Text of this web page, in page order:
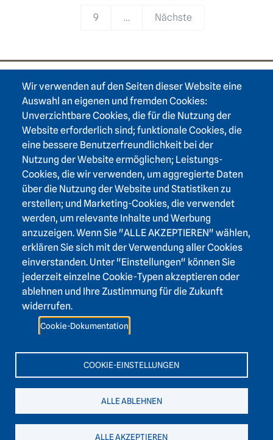
Wir verwenden auf den Seiten dieser Website eine
Auswahl an eigenen und fremden Cookies:
Unverzichtbare Cookies, die für die Nutzung der
Website erforderlich sind; funktionale Cookies, die
eine bessere Benutzerfreundlichkeit bei der
Nutzung der Website ermöglichen; Leistungs-
Cookies, die wir verwenden, um aggregierte Daten
über die Nutzung der Website und Statistiken zu
erstellen; und Marketing-Cookies, die verwendet
werden, um relevante Inhalte und Werbung
anzuzeigen. Wenn Sie "ALLE AKZEPTIEREN" wählen,
erklären Sie sich mit der Verwendung aller Cookies
einverstanden. Unter "Einstellungen" können Sie
jederzeit einzelne Cookie-Typen akzeptieren oder
ablehnen und Ihre Zustimmung für die Zukunft
widerrufen.
Cookie-Dokumentation
COOKIE-EINSTELLUNGEN
ALLE ABLEHNEN
ALLE AKZEPTIEREN
9 … Nächste
Footer area one
Footer area two
Login Intranet
Presse
Förderverein
Kontakt
Barrierefreiheit
Leichte Sprache
Footer area three
Heidelberger Akademie der Wissenschaften
Karlstraße 4
69117 Heidelberg
+49 6221 / 54 32 65
hadw@hadw-bw.de